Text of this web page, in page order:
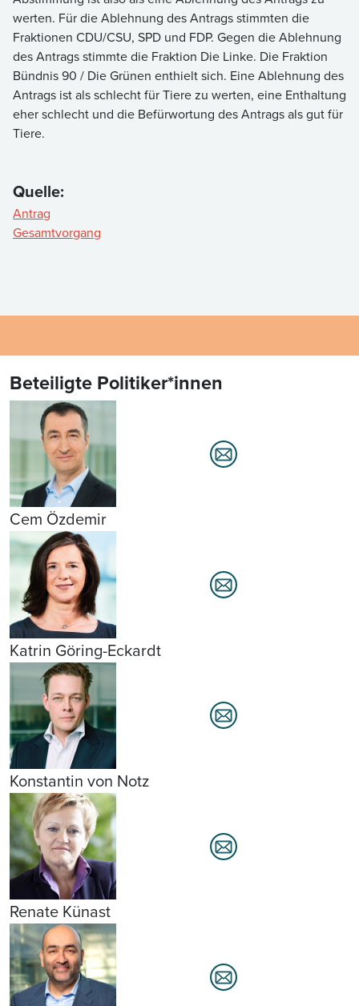
werten. Für die Ablehnung des Antrags stimmten die
Fraktionen CDU/CSU, SPD und FDP. Gegen die Ablehnung
des Antrags stimmte die Fraktion Die Linke. Die Fraktion
Bündnis 90 / Die Grünen enthielt sich. Eine Ablehnung des
Antrags ist als schlecht für Tiere zu werten, eine Enthaltung
eher schlecht und die Befürwortung des Antrags als gut für
Tiere.
Quelle:
Antrag
Gesamtvorgang
Beteiligte Politiker*innen
Cem Özdemir
Katrin Göring-Eckardt
Konstantin von Notz
Renate Künast